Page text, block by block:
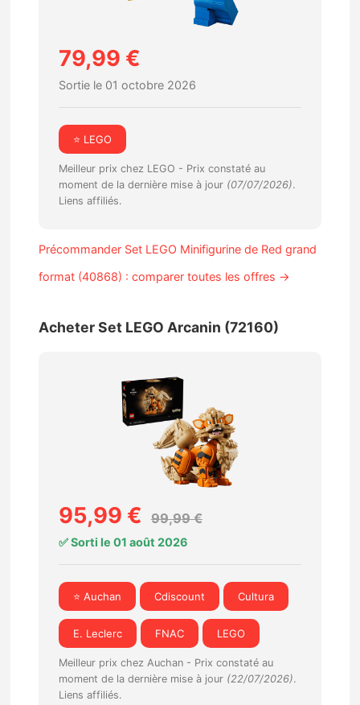
79,99 €
Sortie le 01 octobre 2026
⭐ LEGO
Meilleur prix chez LEGO - Prix constaté au
moment de la dernière mise à jour (07/07/2026).
Liens affiliés.
Précommander Set LEGO Minifigurine de Red grand
format (40868) : comparer toutes les offres →
Acheter Set LEGO Arcanin (72160)
95,99 € 99,99 €
✅ Sorti le 01 août 2026
⭐ Auchan Cdiscount Cultura
E. Leclerc FNAC LEGO
Meilleur prix chez Auchan - Prix constaté au
moment de la dernière mise à jour (22/07/2026).
Liens affiliés.